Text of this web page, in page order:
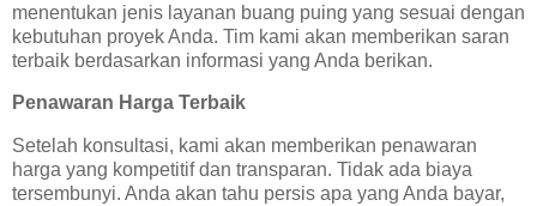
menentukan jenis layanan buang puing yang sesuai dengan
kebutuhan proyek Anda. Tim kami akan memberikan saran
terbaik berdasarkan informasi yang Anda berikan.
Penawaran Harga Terbaik
Setelah konsultasi, kami akan memberikan penawaran
harga yang kompetitif dan transparan. Tidak ada biaya
tersembunyi. Anda akan tahu persis apa yang Anda bayar,